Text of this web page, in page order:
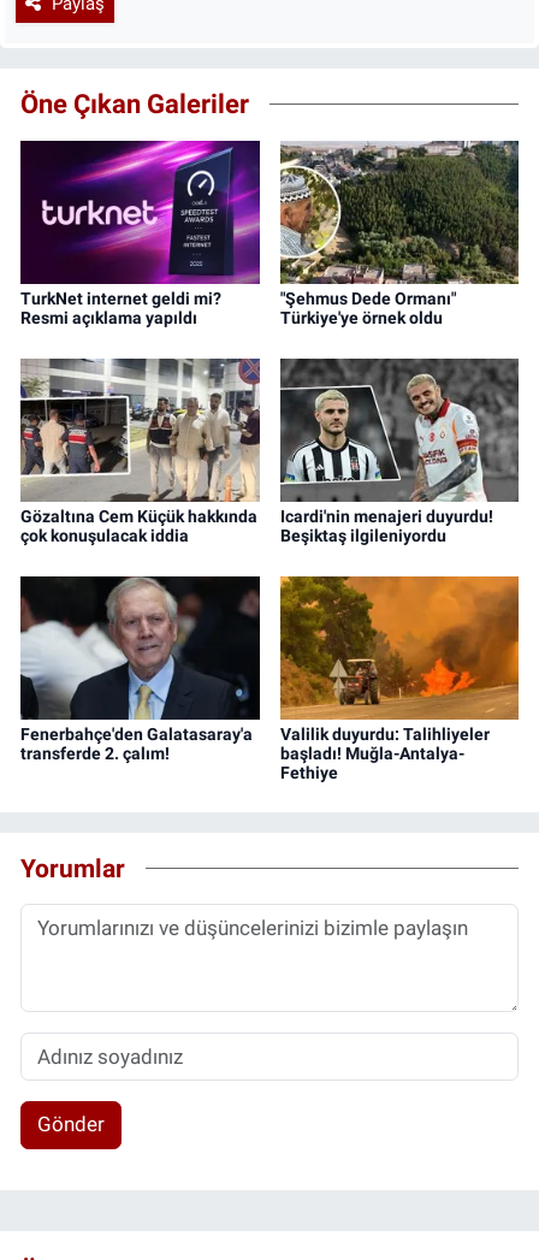
Öne Çıkan Galeriler
TurkNet internet geldi mi?
Resmi açıklama yapıldı
"Şehmus Dede Ormanı"
Türkiye'ye örnek oldu
Gözaltına Cem Küçük hakkında
çok konuşulacak iddia
Icardi'nin menajeri duyurdu!
Beşiktaş ilgileniyordu
Fenerbahçe'den Galatasaray'a
transferde 2. çalım!
Valilik duyurdu: Talihliyeler
başladı! Muğla-Antalya-
Fethiye
Yorumlar
Gönder